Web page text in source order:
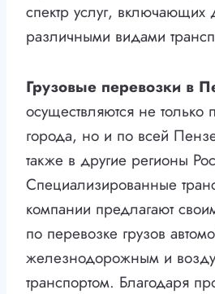
спектр услуг, включающих
различными видами
Грузовые перевозки в
осуществляются не только
города, но и по всей
также в другие регионы
Специализированные
компании предлагают
по перевозке грузов
железнодорожным и
транспортом. Благодаря